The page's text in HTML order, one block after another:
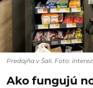
Predajňa v Šali. Foto:
Ako fungujú